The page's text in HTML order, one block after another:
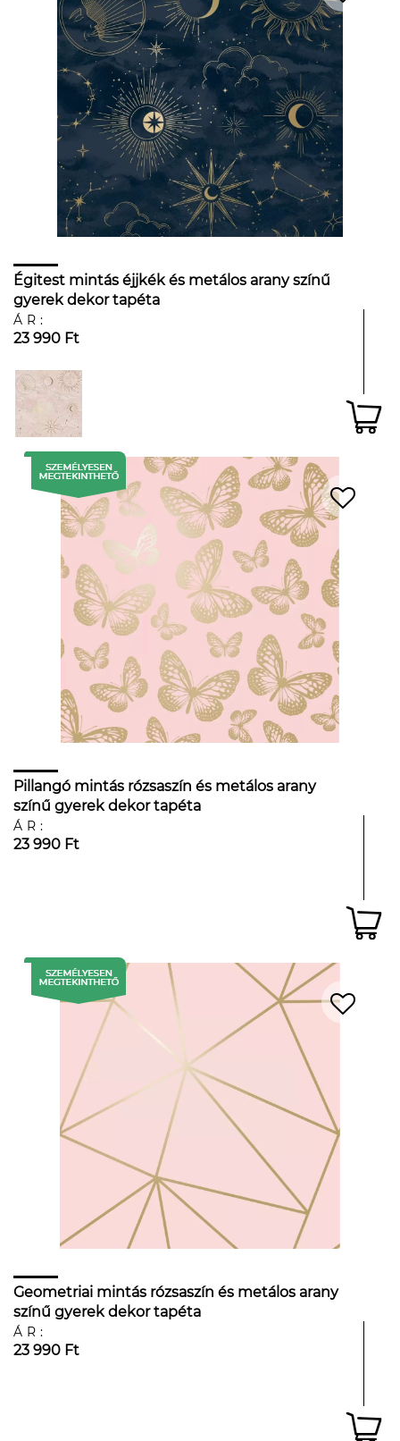
Égitest mintás éjjkék és metálos arany színű
gyerek dekor tapéta
ÁR:
23 990 Ft
Pillangó mintás rózsaszín és metálos arany
színű gyerek dekor tapéta
ÁR:
23 990 Ft
Geometriai mintás rózsaszín és metálos arany
színű gyerek dekor tapéta
ÁR:
23 990 Ft